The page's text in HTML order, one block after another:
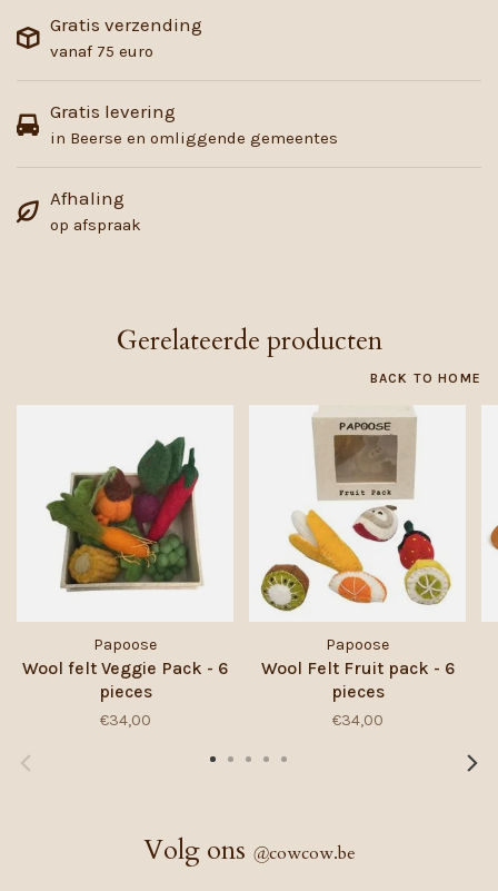
Gratis verzending
vanaf 75 euro
Gratis levering
in Beerse en omliggende gemeentes
Afhaling
op afspraak
Gerelateerde producten
BACK TO HOME
Papoose
Wool felt Veggie Pack - 6
pieces
€34,00
Papoose
Wool Felt Fruit pack - 6
pieces
€34,00
Volg ons @cowcow.be